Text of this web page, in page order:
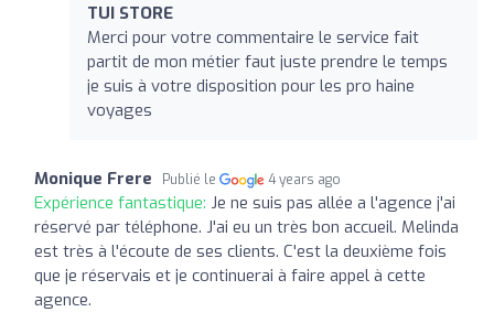
TUI STORE
Merci pour votre commentaire le service fait
partit de mon métier faut juste prendre le temps
je suis à votre disposition pour les pro haine
voyages
Monique Frere Publié le 4 years ago
Expérience fantastique: Je ne suis pas allée a l'agence j'ai
réservé par téléphone. J'ai eu un très bon accueil. Melinda
est très à l'écoute de ses clients. C'est la deuxième fois
que je réservais et je continuerai à faire appel à cette
agence.